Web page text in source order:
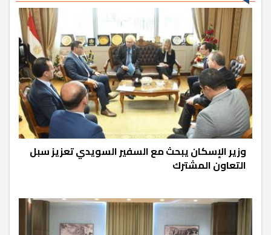
وزير الإسكان يبحث مع السفير السويدي تعزيز سبل
التعاون المشترك